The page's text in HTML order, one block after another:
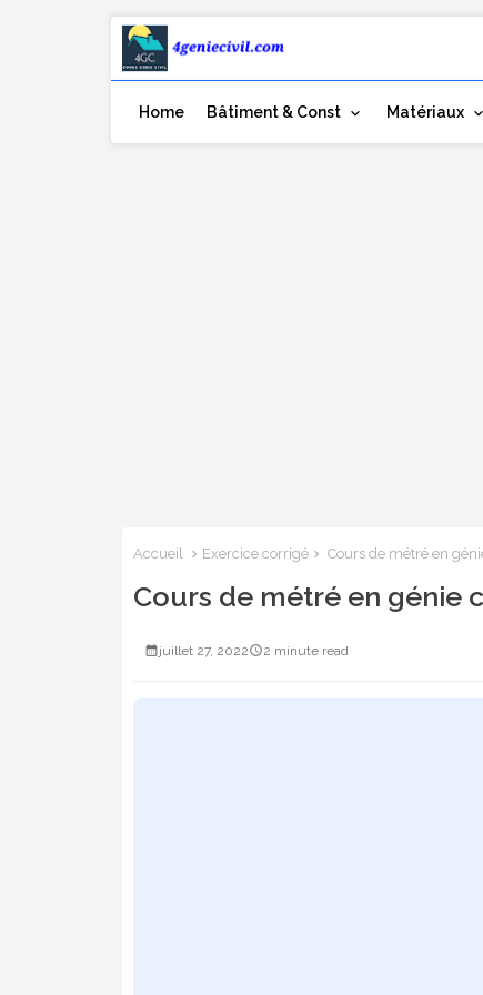
Home Bâtiment & Const Matériaux
Accueil Exercice corrigé Cours de métré en
Cours de métré en génie
juillet 27, 2022 2 minute read